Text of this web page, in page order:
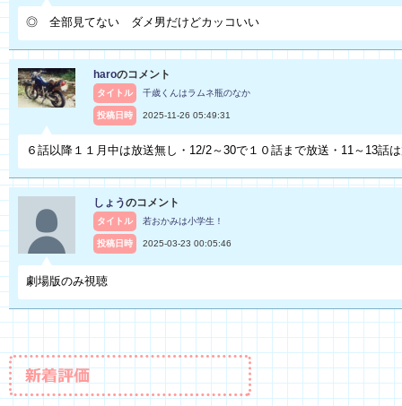
◎ 全部見てない ダメ男だけどカッコいい
haroのコメント
タイトル 千歳くんはラムネ瓶のなか
投稿日時 2025-11-26 05:49:31
６話以降１１月中は放送無し・12/2～30で１０話まで放送・11～13話
しょうのコメント
タイトル 若おかみは小学生！
投稿日時 2025-03-23 00:05:46
劇場版のみ視聴